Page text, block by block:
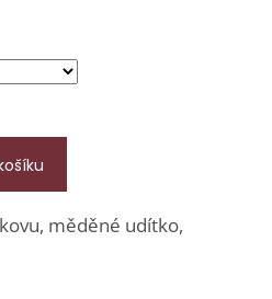
měděné udítko,